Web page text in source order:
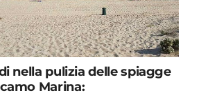
nella pulizia delle spiagge
Marina: